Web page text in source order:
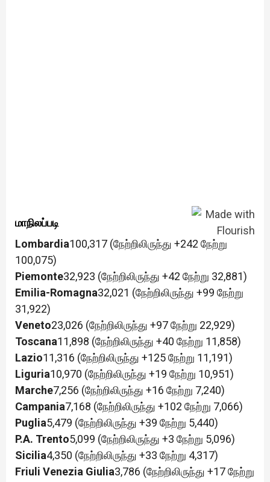
மாநிலப்படி
Lombardia100,317 (நேற்றிலிருந்து +242 நேற்று
100,075)
Piemonte32,923 (நேற்றிலிருந்து +42 நேற்று 32,881)
Emilia-Romagna32,021 (நேற்றிலிருந்து +99 நேற்று
31,922)
Veneto23,026 (நேற்றிலிருந்து +97 நேற்று 22,929)
Toscana11,898 (நேற்றிலிருந்து +40 நேற்று 11,858)
Lazio11,316 (நேற்றிலிருந்து +125 நேற்று 11,191)
Liguria10,970 (நேற்றிலிருந்து +19 நேற்று 10,951)
Marche7,256 (நேற்றிலிருந்து +16 நேற்று 7,240)
Campania7,168 (நேற்றிலிருந்து +102 நேற்று 7,066)
Puglia5,479 (நேற்றிலிருந்து +39 நேற்று 5,440)
P.A. Trento5,099 (நேற்றிலிருந்து +3 நேற்று 5,096)
Sicilia4,350 (நேற்றிலிருந்து +33 நேற்று 4,317)
Friuli Venezia Giulia3,786 (நேற்றிலிருந்து +17 நேற்று